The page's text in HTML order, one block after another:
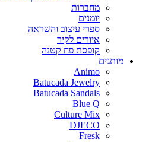
מחברות
יומנים
ספרי עיצוב והשראה
איורים לקיר
קופסת פח קטנה
מותגים
Animo
Batucada Jewelry
Batucada Sandals
Blue Q
Culture Mix
DJECO
Fresk